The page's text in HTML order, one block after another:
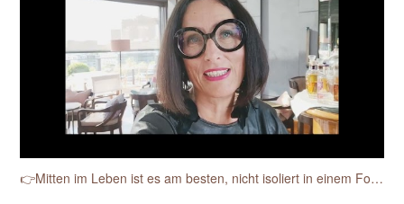
👉Mitten im Leben ist es am besten, nicht isoliert in einem Fotostudio.